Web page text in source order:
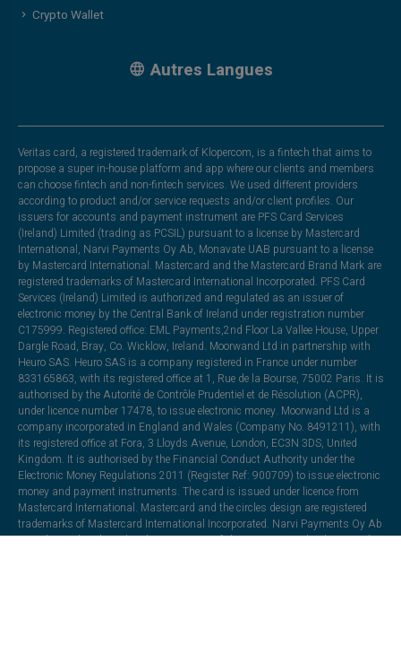
Crypto Wallet
Autres Langues
Veritas card, a registered trademark of Klopercom, is a fintech that aims to
propose a super in-house platform and app where our clients and members
can choose fintech and non-fintech services. We used different providers
according to product and/or service requests and/or client profiles. Our
issuers for accounts and payment instrument are PFS Card Services
(Ireland) Limited (trading as PCSIL) pursuant to a license by Mastercard
International, Narvi Payments Oy Ab, Monavate UAB pursuant to a license
by Mastercard International. Mastercard and the Mastercard Brand Mark are
registered trademarks of Mastercard International Incorporated. PFS Card
Services (Ireland) Limited is authorized and regulated as an issuer of
electronic money by the Central Bank of Ireland under registration number
C175999. Registered office: EML Payments,2nd Floor La Vallee House, Upper
Dargle Road, Bray, Co. Wicklow, Ireland. Moorwand Ltd in partnership with
Heuro SAS. Heuro SAS is a company registered in France under number
833165863, with its registered office at 1, Rue de la Bourse, 75002 Paris. It is
authorised by the Autorité de Contrôle Prudentiel et de Résolution (ACPR),
under licence number 17478, to issue electronic money. Moorwand Ltd is a
company incorporated in England and Wales (Company No. 8491211), with
its registered office at Fora, 3 Lloyds Avenue, London, EC3N 3DS, United
Kingdom. It is authorised by the Financial Conduct Authority under the
Electronic Money Regulations 2011 (Register Ref: 900709) to issue electronic
money and payment instruments. The card is issued under licence from
Mastercard International. Mastercard and the circles design are registered
trademarks of Mastercard International Incorporated. Narvi Payments Oy Ab
is authorized and regulated as an issuer of electronic money by the Finnish